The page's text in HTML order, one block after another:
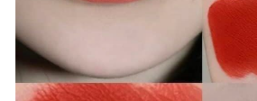
Mã giảm giá:
Ngày hết hạn: